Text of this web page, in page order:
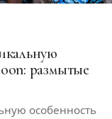
размытые
особенность